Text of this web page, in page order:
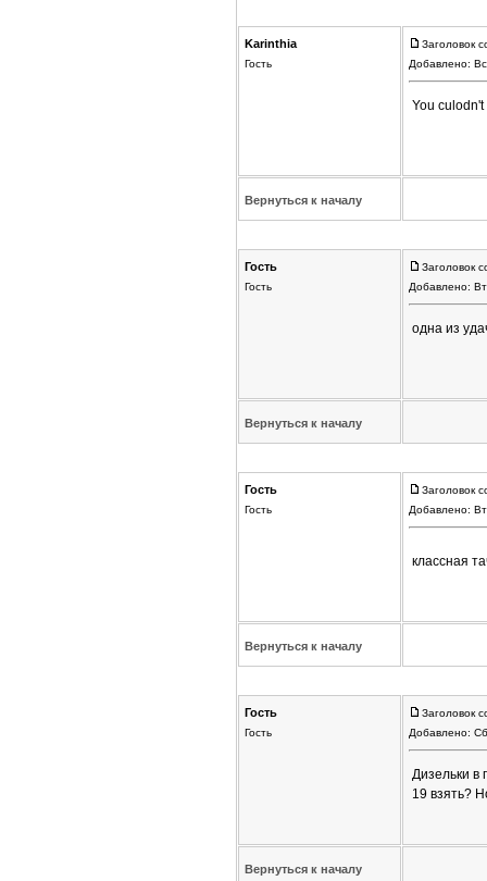
Karinthia
Гость
Заголовок
Добавлено:
You
Вернуться к началу
Гость
Гость
Заголовок
Добавлено:
одна из
Вернуться к началу
Гость
Гость
Заголовок
Добавлено:
классная
Вернуться к началу
Гость
Гость
Заголовок
Добавлено:
Дизельки в
19 взять?
Вернуться к началу